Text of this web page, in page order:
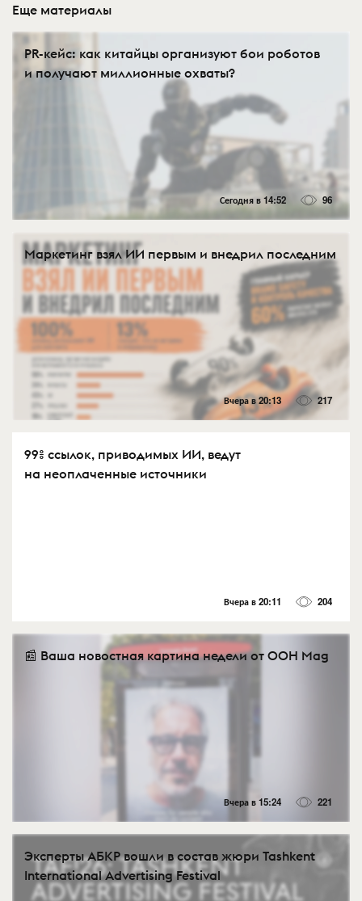
Еще материалы
PR-кейс: как китайцы организуют бои роботов
и получают миллионные охваты?
Сегодня в 14:52 96
Маркетинг взял ИИ первым и внедрил последним
Вчера в 20:13 217
99% ссылок, приводимых ИИ, ведут
на неоплаченные источники
Вчера в 20:11 204
📰 Ваша новостная картина недели от OOH Mag
Вчера в 15:24 221
Эксперты АБКР вошли в состав жюри Tashkent
International Advertising Festival